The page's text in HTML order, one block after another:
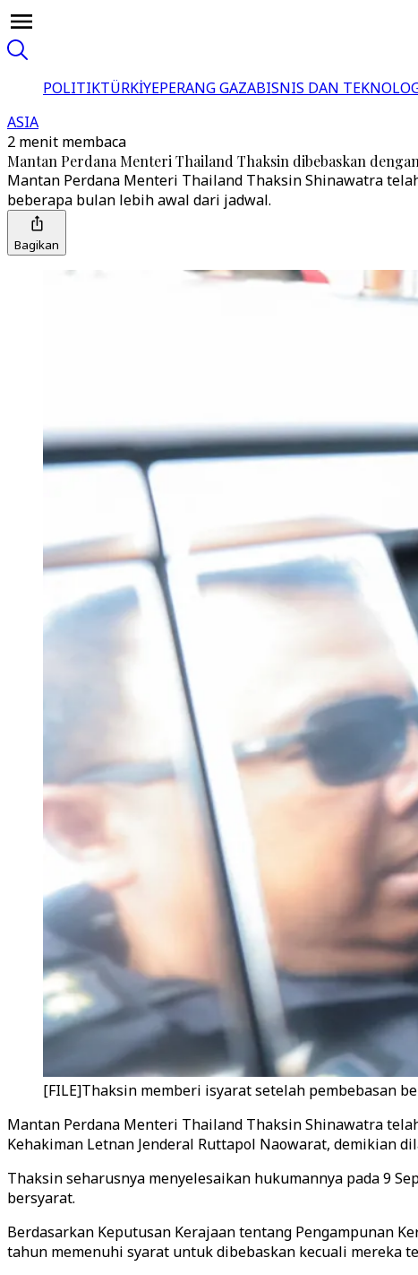
POLITIKTÜRKİYEPERANG GAZABISNIS DAN
ASIA
2 menit membaca
Mantan Perdana Menteri Thailand Thaksin dibebaskan
Mantan Perdana Menteri Thailand Thaksin Shinawatra
beberapa bulan lebih awal dari jadwal.
Bagikan
[FILE]Thaksin memberi isyarat setelah pembebasan
Mantan Perdana Menteri Thailand Thaksin Shinawatra
Kehakiman Letnan Jenderal Ruttapol Naowarat, demikian
Thaksin seharusnya menyelesaikan hukumannya pada 9
bersyarat.
Berdasarkan Keputusan Kerajaan tentang Pengampunan
tahun memenuhi syarat untuk dibebaskan kecuali mereka